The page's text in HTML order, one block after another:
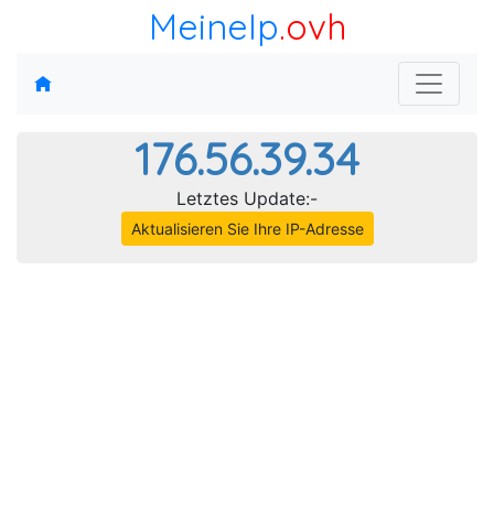
MeineIp.ovh
176.56.39.34
Letztes Update:-
Aktualisieren Sie Ihre IP-Adresse